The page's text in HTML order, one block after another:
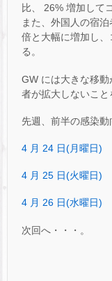
比、 26% 増加して
また、外国人の宿
倍と大幅に増加し
る。
GW には大きな移
者が拡大しないこと
先週、前半の感染動
4 月 24 日(月曜日)
4 月 25 日(火曜日)
4 月 26 日(水曜日)
次回へ・・・。